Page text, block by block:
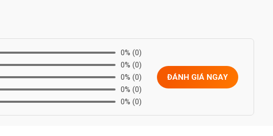
0% (0)
0% (0)
0% (0)
0% (0)
0% (0)
ĐÁNH GIÁ NGAY